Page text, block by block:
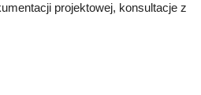
projektowej, konsultacje z